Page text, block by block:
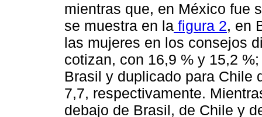
mientras que, en México fue
se muestra en la figura 2, en
las mujeres en los consejos
cotizan, con 16,9 % y 15,2
Brasil y duplicado para Chile
7,7, respectivamente.
debajo de Brasil, de Chile y